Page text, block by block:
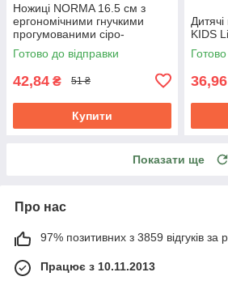
Ножиці NORMA 16.5 см з
ергономічними гнучкими
прогумованими сіро-
червоними ручками 1.8 мм
Готово до відправки
42,84 ₴ 51 ₴
Купити
KIDS
36,96
Показати ще
Про нас
97% позитивних з 3859 відгуків за
Працює з 10.11.2013